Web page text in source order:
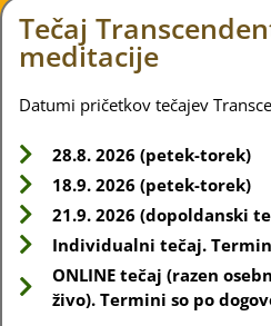
Tečaj
meditacije
Datumi pričetkov tečajev
28.8. 2026 (petek-torek)
18.9. 2026 (petek-torek)
21.9. 2026 (dopoldanski
Individualni tečaj.
ONLINE tečaj (razen
živo). Termini so po